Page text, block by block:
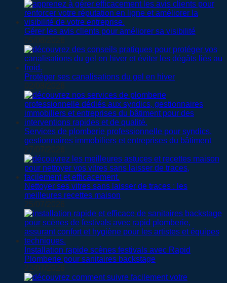
Gérer les avis clients pour améliorer sa visibilité
05/08/2026
Protéger ses canalisations du gel en hiver
02/08/2026
Services de plomberie professionnelle pour syndics,
gestionnaires immobiliers et entreprises du bâtiment
27/07/2026
Nettoyer ses vitres sans laisser de traces : les
meilleures recettes maison
25/07/2026
Installation rapide scènes festivals avec Rapid
Plomberie pour sanitaires backstage
22/07/2026